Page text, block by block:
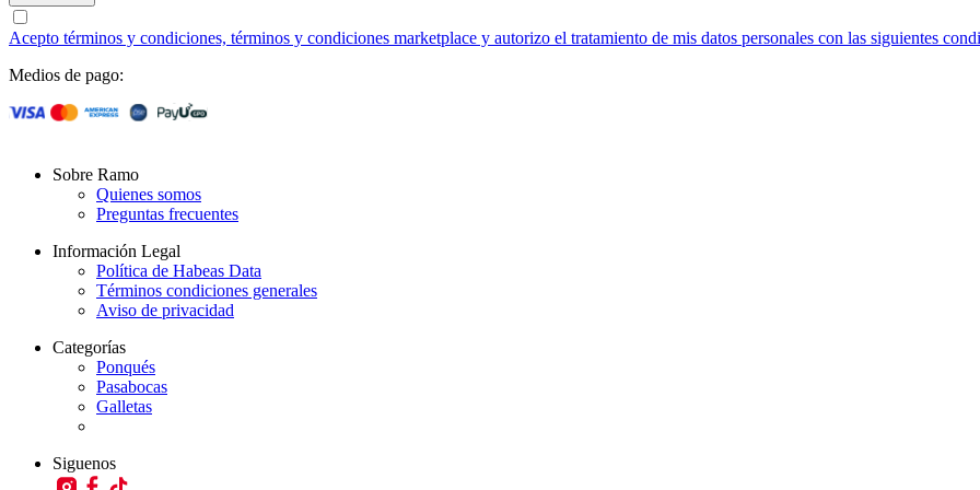
Acepto términos y condiciones, términos y condiciones marketplace y autorizo el tratamiento de mis datos personales con las siguientes
Medios de pago:
Sobre Ramo
Quienes somos
Preguntas frecuentes
Información Legal
Política de Habeas Data
Términos condiciones generales
Aviso de privacidad
Categorías
Ponqués
Pasabocas
Galletas
Siguenos